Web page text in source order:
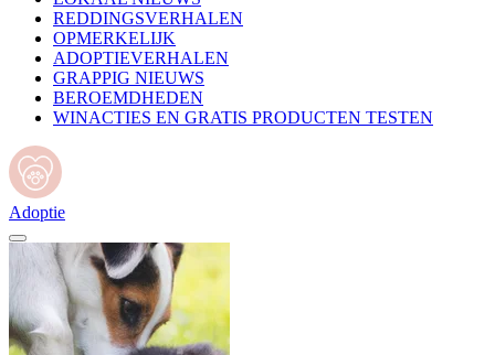
REDDINGSVERHALEN
OPMERKELIJK
ADOPTIEVERHALEN
GRAPPIG NIEUWS
BEROEMDHEDEN
WINACTIES EN GRATIS PRODUCTEN TESTEN
Adoptie